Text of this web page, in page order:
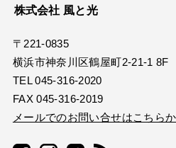
株式会社 風と光
〒221-0835
横浜市神奈川区鶴屋町2-21-1 8F
TEL 045-316-2020
FAX 045-316-2019
メールでのお問い合せはこちら